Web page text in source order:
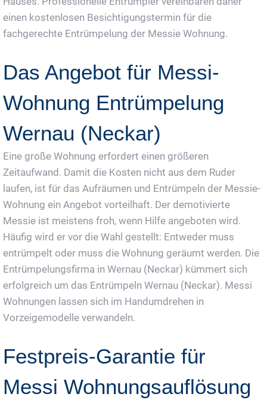
einen kostenlosen Besichtigungstermin für die
fachgerechte Entrümpelung der Messie Wohnung.
Das Angebot für Messi-
Wohnung Entrümpelung
Wernau (Neckar)
Eine große Wohnung erfordert einen größeren
Zeitaufwand. Damit die Kosten nicht aus dem Ruder
laufen, ist für das Aufräumen und Entrümpeln der Messie-
Wohnung ein Angebot vorteilhaft. Der demotivierte
Messie ist meistens froh, wenn Hilfe angeboten wird.
Häufig wird er vor die Wahl gestellt: Entweder muss
entrümpelt oder muss die Wohnung geräumt werden. Die
Entrümpelungsfirma in Wernau (Neckar) kümmert sich
erfolgreich um das Entrümpeln Wernau (Neckar). Messi
Wohnungen lassen sich im Handumdrehen in
Vorzeigemodelle verwandeln.
Festpreis-Garantie für
Messi Wohnungsauflösung